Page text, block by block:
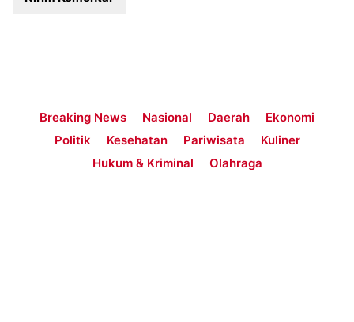
Breaking News Nasional Daerah
Ekonomi
Politik
Kesehatan Pariwisata
Kuliner
Hukum & Kriminal
Olahraga